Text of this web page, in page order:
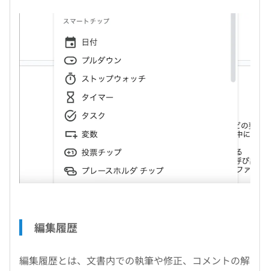
編集履歴
編集履歴とは、文書内での執筆や修正、コメントの解